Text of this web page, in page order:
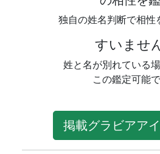
独自の姓名判断で相性
すいませ
姓と名が別れている場
この鑑定可能で
掲載グラビアア